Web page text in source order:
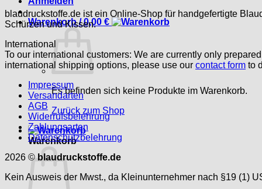
Warenkorb /0,00 €
Es befinden sich keine Produkte im Warenkorb.
Zurück zum Shop
Warenkorb
blaudruckstoffe.de ist ein Online-Shop für handgefertigte
Schürzen und Kissen.
International
To our international customers: We are currently only
international shipping options, please use our contact form to
Impressum
Versandarten
AGB
Widerrufsbelehrung
Zahlungsarten
Datenschutzbelehrung
2026 © blaudruckstoffe.de
Kein Ausweis der Mwst., da Kleinunternehmer nach §19 (1)